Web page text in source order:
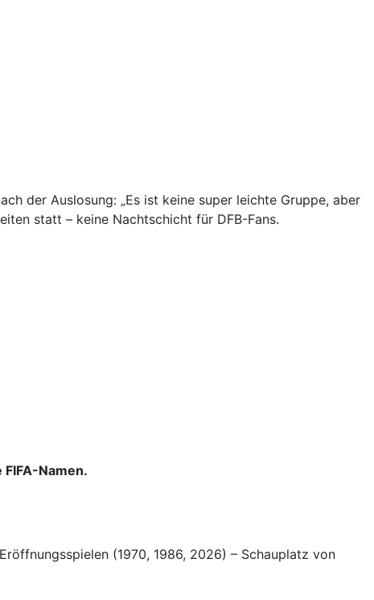
der Auslosung: „Es ist keine super leichte Gruppe, aber
statt – keine Nachtschicht für DFB-Fans.
Namen.
(1970, 1986, 2026) – Schauplatz von